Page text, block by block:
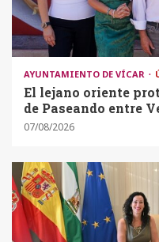
AYUNTAMIENTO DE VÍCAR
El lejano oriente
de Paseando entre
07/08/2026